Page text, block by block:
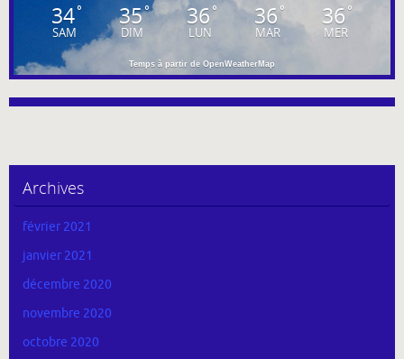
34°
SAM
35°
DIM
36°
LUN
36°
MAR
36°
MER
Temps à partir de OpenWeatherMap
Archives
février 2021
janvier 2021
décembre 2020
novembre 2020
octobre 2020